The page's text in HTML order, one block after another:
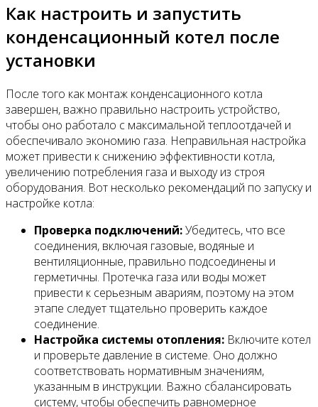
Как настроить и запустить
конденсационный котел после
установки
После того как монтаж конденсационного котла
завершен, важно правильно настроить устройство,
чтобы оно работало с максимальной теплоотдачей и
обеспечивало экономию газа. Неправильная настройка
может привести к снижению эффективности котла,
увеличению потребления газа и выходу из строя
оборудования. Вот несколько рекомендаций по запуску и
настройке котла:
Проверка подключений:Убедитесь, что все
соединения, включая газовые, водяные и
вентиляционные, правильно подсоединены и
герметичны. Протечка газа или воды может
привести к серьезным авариям, поэтому на этом
этапе следует тщательно проверить каждое
соединение.
Настройка системы отопления: Включите котел
и проверьте давление в системе. Оно должно
соответствовать нормативным значениям,
указанным в инструкции. Важно сбалансировать
систему, чтобы обеспечить равномерное